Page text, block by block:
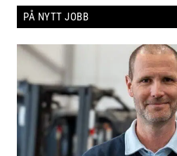
PÅ NYTT JOBB